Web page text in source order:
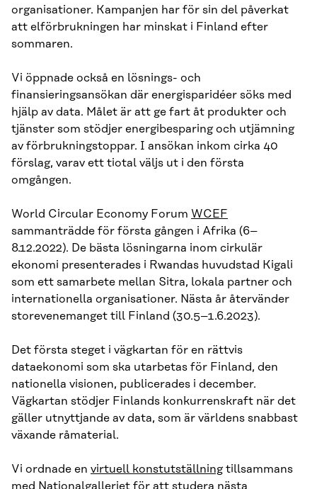
organisationer. Kampanjen har för sin del påverkat
att elförbrukningen har minskat i Finland efter
sommaren.
Vi öppnade också en lösnings- och
finansieringsansökan där energisparidéer söks med
hjälp av data. Målet är att ge fart åt produkter och
tjänster som stödjer energibesparing och utjämning
av förbrukningstoppar. I ansökan inkom cirka 40
förslag, varav ett tiotal väljs ut i den första
omgången.
World Circular Economy Forum WCEF
sammanträdde för första gången i Afrika (6–
8.12.2022). De bästa lösningarna inom cirkulär
ekonomi presenterades i Rwandas huvudstad Kigali
som ett samarbete mellan Sitra, lokala partner och
internationella organisationer. Nästa år återvänder
storevenemanget till Finland (30.5–1.6.2023).
Det första steget i vägkartan för en rättvis
dataekonomi som ska utarbetas för Finland, den
nationella visionen, publicerades i december.
Vägkartan stödjer Finlands konkurrenskraft när det
gäller utnyttjande av data, som är världens snabbast
växande råmaterial.
Vi ordnade en virtuell konstutställningtillsammans
med Nationalgalleriet för att studera nästa